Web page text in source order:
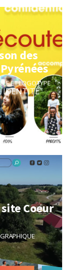
des
ET LOGOTYPE
IDENTITÉ
Coeur